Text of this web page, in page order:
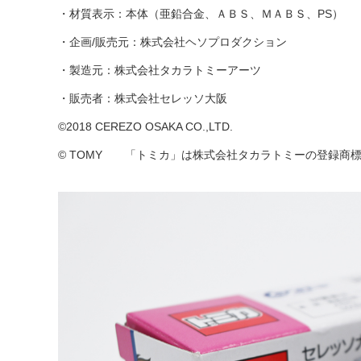
・材質表示：本体（亜鉛合金、ＡＢＳ、ＭＡＢＳ、PS）
・企画/販売元：株式会社ヘソプロダクション
・製造元：株式会社タカラトミーアーツ
・販売者：株式会社セレッソ大阪
©︎2018 CEREZO OSAKA CO.,LTD.
© TOMY 「トミカ」は株式会社タカラトミーの登録商